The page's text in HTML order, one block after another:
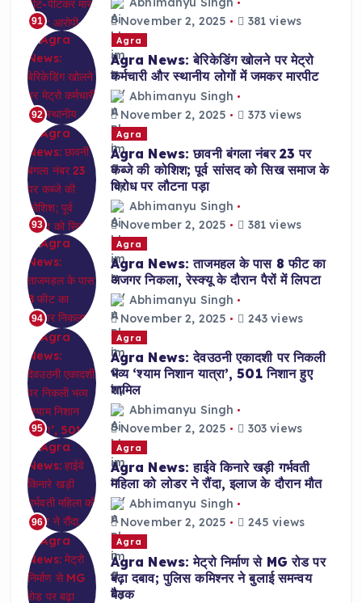
91
November 2, 2025
381 views
92
Agra
Agra News: बेरिकेडिंग खोलने पर मेट्रो
कर्मचारी और स्थानीय लोगों में जमकर मारपीट
Abhimanyu Singh
November 2, 2025
373 views
93
Agra
Agra News: छावनी बंगला नंबर 23 पर
कब्जे की कोशिश; पूर्व सांसद को सिख समाज के
विरोध पर लौटना पड़ा
Abhimanyu Singh
November 2, 2025
381 views
94
Agra
Agra News: ताजमहल के पास 8 फीट का
अजगर निकला, रेस्क्यू के दौरान पैरों में लिपटा
Abhimanyu Singh
November 2, 2025
243 views
95
Agra
Agra News: देवउठनी एकादशी पर निकली
भव्य ‘श्याम निशान यात्रा’, 501 निशान हुए
शामिल
Abhimanyu Singh
November 2, 2025
303 views
96
Agra
Agra News: हाईवे किनारे खड़ी गर्भवती
महिला को लोडर ने रौंदा, इलाज के दौरान मौत
Abhimanyu Singh
November 2, 2025
245 views
Agra
Agra News: मेट्रो निर्माण से MG रोड पर
बढ़ा दबाव; पुलिस कमिश्नर ने बुलाई समन्वय
बैठक